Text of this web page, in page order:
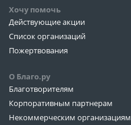
Хочу помочь
Действующие акции
Список организаций
Пожертвования
О Благо.ру
Благотворителям
Корпоративным партнерам
Некоммерческим организациям